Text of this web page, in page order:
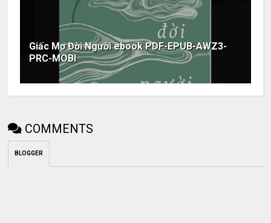
Giấc Mơ Đời Người ebook PDF-EPUB-AWZ3-
PRC-MOBI
COMMENTS
BLOGGER